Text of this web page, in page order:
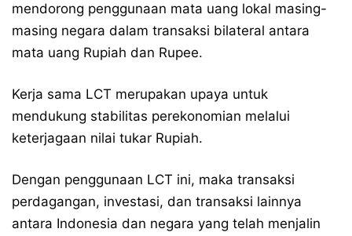
mendorong penggunaan mata uang lokal masing-
masing negara dalam transaksi bilateral antara
mata uang Rupiah dan Rupee.
Kerja sama LCT merupakan upaya untuk
mendukung stabilitas perekonomian melalui
keterjagaan nilai tukar Rupiah.
Dengan penggunaan LCT ini, maka transaksi
perdagangan, investasi, dan transaksi lainnya
antara Indonesia dan negara yang telah menjalin